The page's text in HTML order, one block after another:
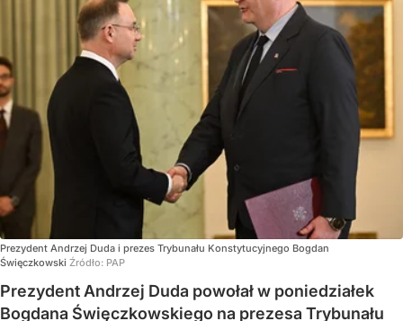
Prezydent Andrzej Duda i prezes Trybunału Konstytucyjnego Bogdan
Święczkowski Źródło: PAP
Prezydent Andrzej Duda powołał w poniedziałek
Bogdana Święczkowskiego na prezesa Trybunału